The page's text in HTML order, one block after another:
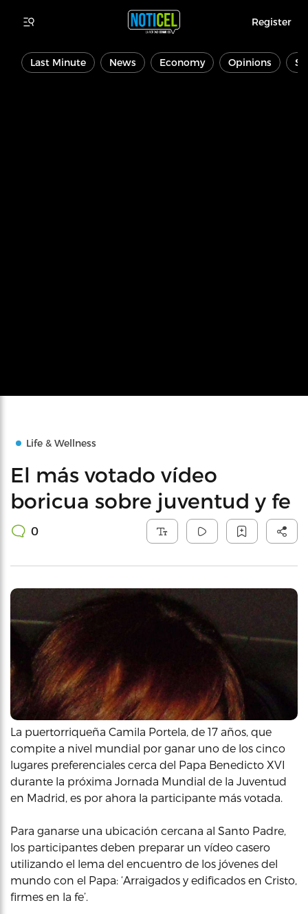
Register
Last Minute News Economy Opinions
Life & Wellness
El más votado vídeo
boricua sobre juventud y fe
0
La puertorriqueña Camila Portela, de 17 años, que
compite a nivel mundial por ganar uno de los cinco
lugares preferenciales cerca del Papa Benedicto XVI
durante la próxima Jornada Mundial de la Juventud
en Madrid, es por ahora la participante más votada.
Para ganarse una ubicación cercana al Santo Padre,
los participantes deben preparar un vídeo casero
utilizando el lema del encuentro de los jóvenes del
mundo con el Papa: ‘Arraigados y edificados en Cristo,
firmes en la fe’.